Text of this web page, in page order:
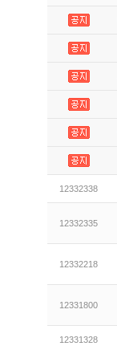
12332338
12332335
12332218
12331800
12331328